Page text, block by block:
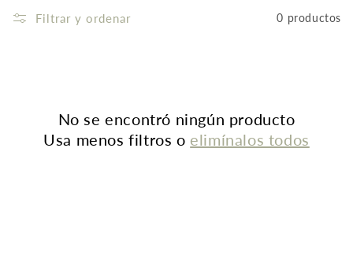
ó
Filtrar y ordenar 0 productos
No se encontró ningún producto
Usa menos filtros o elimínalos todos